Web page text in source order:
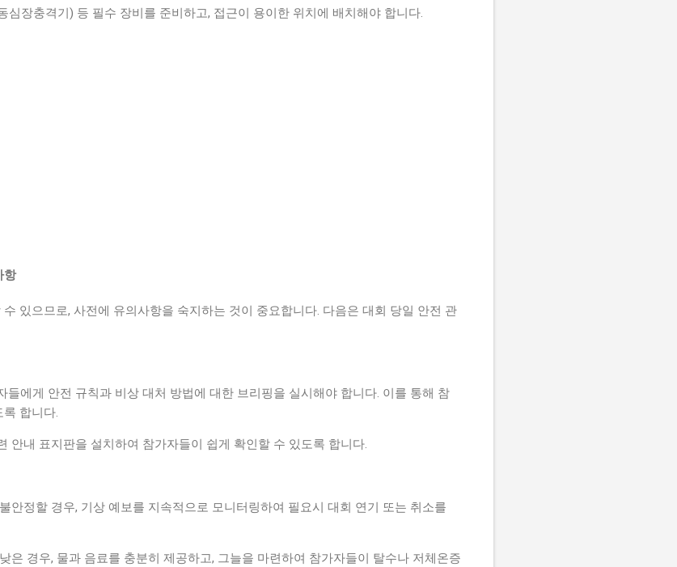
심장충격기) 등 필수 장비를 준비하고, 접근이 용이한 위치에 배치해야 합니다.
항
있으므로, 사전에 유의사항을 숙지하는 것이 중요합니다. 다음은 대회 당일 안전 관
들에게 안전 규칙과 비상 대처 방법에 대한 브리핑을 실시해야 합니다. 이를 통해 참
합니다.
안내 표지판을 설치하여 참가자들이 쉽게 확인할 수 있도록 합니다.
안정할 경우, 기상 예보를 지속적으로 모니터링하여 필요시 대회 연기 또는 취소를
은 경우, 물과 음료를 충분히 제공하고, 그늘을 마련하여 참가자들이 탈수나 저체온증